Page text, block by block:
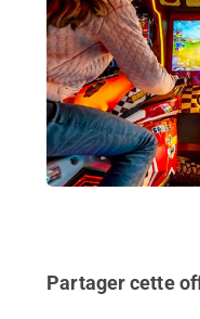
Partager cette